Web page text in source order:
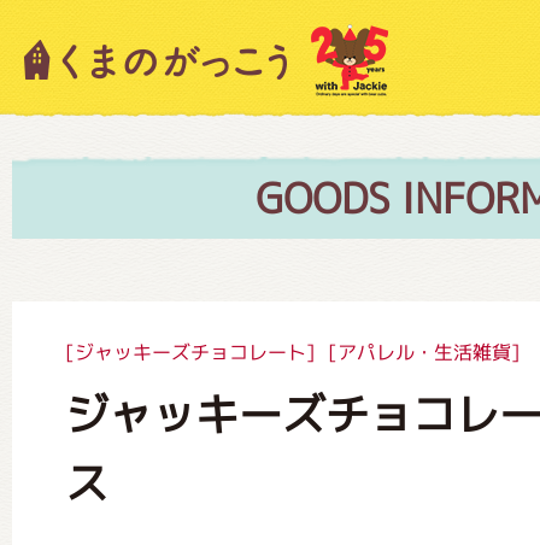
GOODS
[ジャッキーズチョコレート] [アパレル・生活雑貨]
ジャッキーズチョコレ
ス
キャラクター紹介
絵本・作家紹介